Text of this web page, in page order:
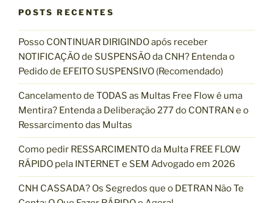
s
t
t
u
i
s
a
r
p
o
r
r
POSTS RECENTES
Posso CONTINUAR DIRIGINDO após receber
NOTIFICAÇÃO de SUSPENSÃO da CNH? Entenda o
Pedido de EFEITO SUSPENSIVO (Recomendado)
Cancelamento de TODAS as Multas Free Flow é uma
Mentira? Entenda a Deliberação 277 do CONTRAN e o
Ressarcimento das Multas
Como pedir RESSARCIMENTO da Multa FREE FLOW
RÁPIDO pela INTERNET e SEM Advogado em 2026
CNH CASSADA? Os Segredos que o DETRAN Não Te